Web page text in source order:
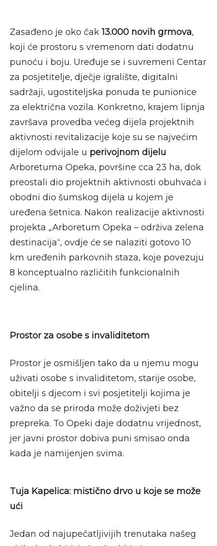
Zasađeno je oko čak13.000 novih grmova,
koji će prostoru s vremenom dati dodatnu
punoću i boju. Uređuje se i suvremeni Centar
za posjetitelje, dječje igralište, digitalni
sadržaji, ugostiteljska ponuda te punionice
za električna vozila. Konkretno, krajem lipnja
završava provedba većeg dijela projektnih
aktivnosti revitalizacije koje su se najvećim
dijelom odvijale u perivojnom dijelu
Arboretuma Opeka, površine cca 23 ha, dok
preostali dio projektnih aktivnosti obuhvaća i
obodni dio šumskog dijela u kojem je
uređena šetnica. Nakon realizacije aktivnosti
projekta „Arboretum Opeka – održiva zelena
destinacija“, ovdje će se nalaziti gotovo 10
km uređenih parkovnih staza, koje povezuju
8 konceptualno različitih funkcionalnih
cjelina.
Prostor za osobe s invaliditetom
Prostor je osmišljen tako da u njemu mogu
uživati osobe s invaliditetom, starije osobe,
obitelji s djecom i svi posjetitelji kojima je
važno da se priroda može doživjeti bez
prepreka. To Opeki daje dodatnu vrijednost,
jer javni prostor dobiva puni smisao onda
kada je namijenjen svima.
Tuja Kapelica: mistično drvo u koje se može
ući
Jedan od najupečatljivijih trenutaka našeg